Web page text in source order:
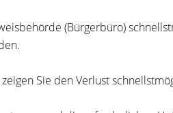
(Bürgerbüro)
Sie den Verlust